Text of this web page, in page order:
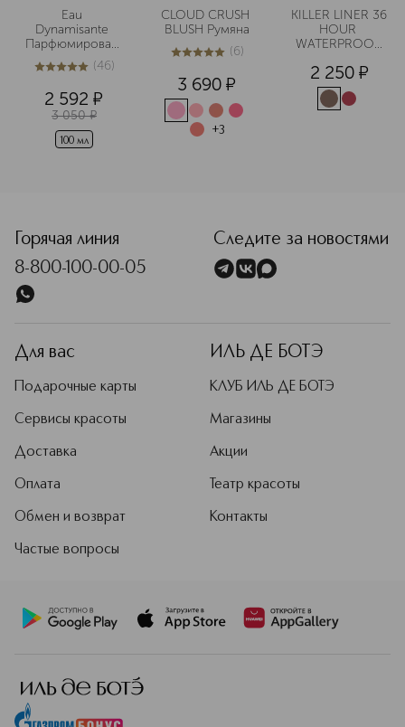
Eau
Dynamisante
Парфюмированный
дезодорант-
спрей
5из 546 (46)
2 592 ¤
3 050 ¤
100 мл
CLOUD CRUSH
BLUSH Румяна
5из 56 (6)
3 690 ¤
+3
KILLER LINER 36
HOUR
WATERPROOF
PENCIL Гелевый
карандаш для
глаз
2 250 ¤
Горячая линия
8-800-100-00-05
Следите за новостями
Для вас
Подарочные карты
Сервисы красоты
Доставка
Оплата
Обмен и возврат
Частые вопросы
ИЛЬ ДЕ БОТЭ
КЛУБ ИЛЬ ДЕ БОТЭ
Магазины
Акции
Театр красоты
Контакты